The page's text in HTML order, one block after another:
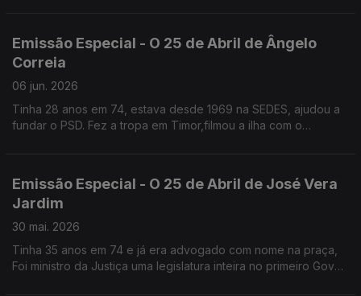
Emissão Especial - O 25 de Abril de Ângelo
Correia
06 jun. 2026
Tinha 28 anos em 74, estava desde 1969 na SEDES, ajudou a
fundar o PSD. Fez a tropa em Timor,filmou a ilha com o
Emissão Especial - O 25 de Abril de José Vera
Jardim
30 mai. 2026
Tinha 35 anos em 74 e já era advogado com nome na praça,
Foi ministro da Justiça uma legislatura inteira no primeiro Gov